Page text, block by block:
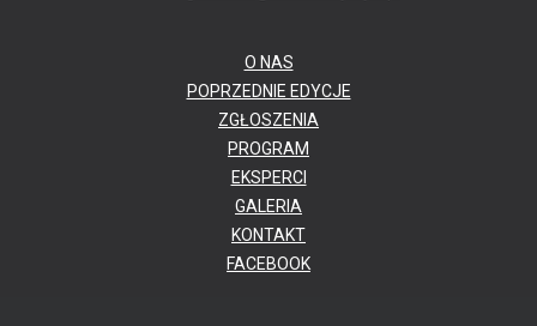
O NAS
POPRZEDNIE EDYCJE
ZGŁOSZENIA
PROGRAM
EKSPERCI
GALERIA
KONTAKT
FACEBOOK